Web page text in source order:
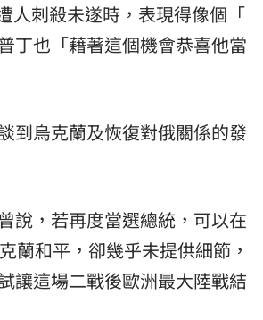
人刺殺未遂時，表現得像個「
丁也「藉著這個機會恭喜他當
到烏克蘭及恢復對俄關係的發
說，若再度當選總統，可以在
蘭和平，卻幾乎未提供細節，
讓這場二戰後歐洲最大陸戰結